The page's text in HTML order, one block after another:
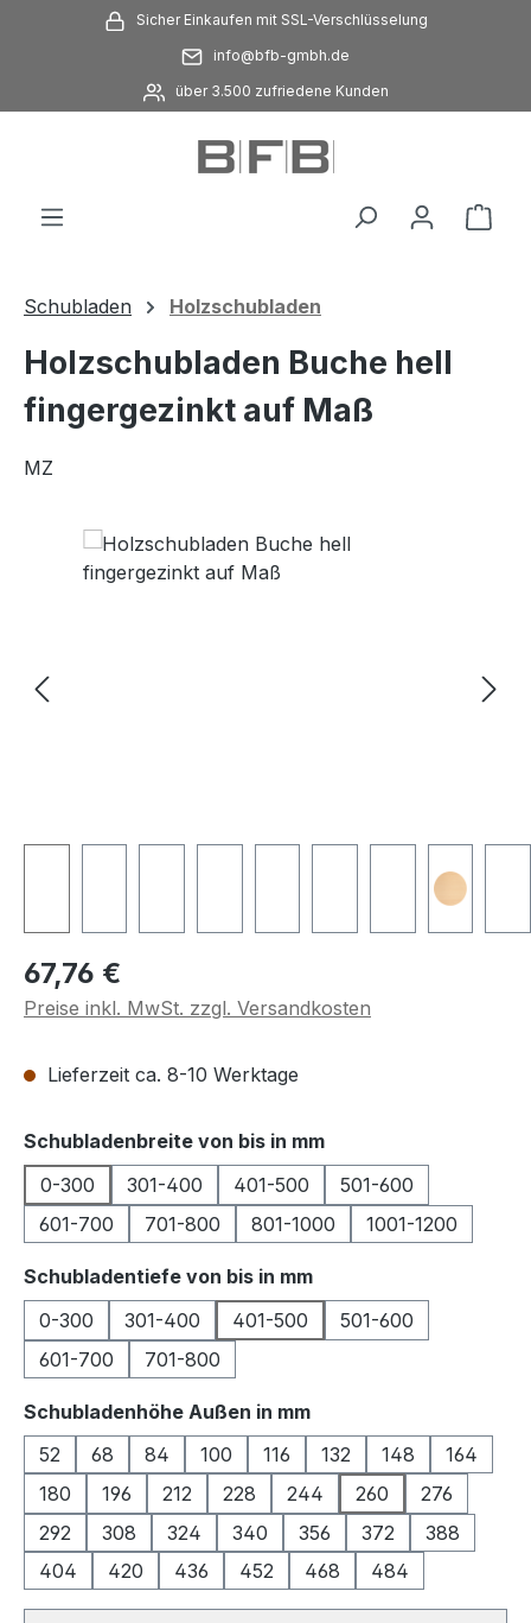
Zum Hauptinhalt springenSicher Einkaufen mit SSL-Verschlüsselung
info@bfb-gmbh.de
über 3.500 zufriedene Kunden
Schubladen Holzschubladen
Holzschubladen Buche hell
fingergezinkt auf Maß
MZ
Regulärer Preis:
67,76 €
Preise inkl. MwSt. zzgl. Versandkosten
Lieferzeit ca. 8-10 Werktage
Schubladenbreite von bis in mmauswählen
0-300
301-400 401-500
501-600
601-700
701-800 801-1000 1001-1200
Schubladentiefe von bis in mmauswählen
0-300
301-400 401-500
501-600
601-700
701-800
Schubladenhöhe Außen in mmauswählen
52
68 84 100 116 132 148
164
180
196 212 228 244 260
276
292
308 324 340 356 372
388
404
420 436 452 468 484